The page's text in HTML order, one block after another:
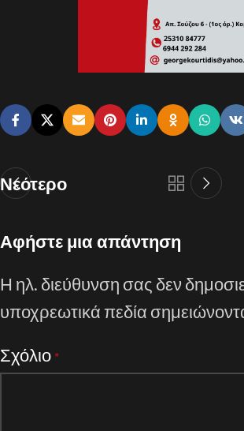
Νεότερο
Αφήστε μια απάντηση
Η ηλ. διεύθυνση σας δεν
υποχρεωτικά πεδία
Σχόλιο *